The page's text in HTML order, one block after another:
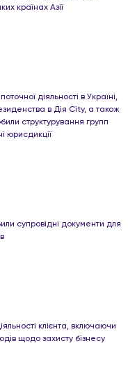
країнах Азії
діяльності в Україні,
в Дія City, а також
структурування групп
юрисдикції
супровідні документи для
клієнта, включаючи
щодо захисту бізнесу